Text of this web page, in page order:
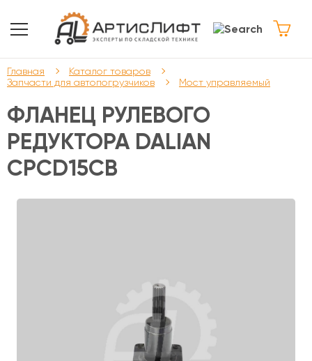
Главная
Каталог товаров
Запчасти для автопогрузчиков
Мост управляемый
ФЛАНЕЦ РУЛЕВОГО
РЕДУКТОРА DALIAN
CPCD15CB